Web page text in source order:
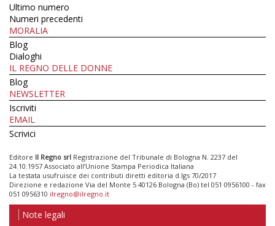
Ultimo numero
Numeri precedenti
MORALIA
Blog
Dialoghi
IL REGNO DELLE DONNE
Blog
NEWSLETTER
Iscriviti
EMAIL
Scrivici
Editore Il Regno srl Registrazione del Tribunale di Bologna N. 2237 del
24.10.1957 Associato all’Unione Stampa Periodica Italiana
La testata usufruisce dei contributi diretti editoria d.lgs 70/2017
Direzione e redazione Via del Monte 5 40126 Bologna (Bo) tel 051 0956100 - fax
051 0956310 ilregno@ilregno.it
Note legali